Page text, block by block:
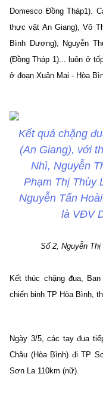
Domesco Đồng Tháp1).
thực vật An Giang), Võ
Bình Dương), Nguyễn
(Đồng Tháp 1)... luôn ở
ở đoạn Xuân Mai - Hòa
Kết quả chặng
(An Giang), với
Nhì, Nguyễn
Phạm Thị Thùy
Nguyễn Tấn
là VĐV
Số 2, Nguyễn
Kết thúc chặng đua,
chiến binh TP Hòa Bình,
Ngày 3/5, các tay đua
Châu (Hòa Bình) đi TP
Sơn La 110km (nữ).